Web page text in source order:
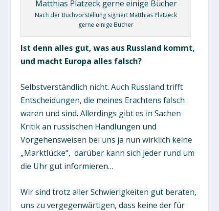
Nach der Buchvorstellung signiert Matthias Platzeck
gerne einige Bücher
Ist denn alles gut, was aus Russland kommt,
und macht Europa alles falsch?
Selbstverständlich nicht. Auch Russland trifft
Entscheidungen, die meines Erachtens falsch
waren und sind. Allerdings gibt es in Sachen
Kritik an russischen Handlungen und
Vorgehensweisen bei uns ja nun wirklich keine
„Marktlücke“, darüber kann sich jeder rund um
die Uhr gut informieren…
Wir sind trotz aller Schwierigkeiten gut beraten,
uns zu vergegenwärtigen, dass keine der für